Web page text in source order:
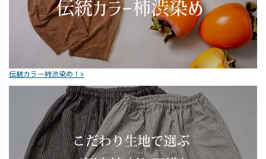
伝統カラー柿渋染め！>